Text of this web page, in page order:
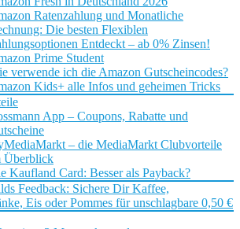
Ratenzahlung und Monatliche
Die besten Flexiblen
Entdeckt – ab 0% Zinsen!
Prime Student
verwende ich die Amazon Gutscheincodes?
Kids+ alle Infos und geheimen Tricks
App – Coupons, Rabatte und
– die MediaMarkt Clubvorteile
Überblick
Kaufland Card: Besser als Payback?
Feedback: Sichere Dir Kaffee,
Eis oder Pommes für unschlagbare 0,50 €